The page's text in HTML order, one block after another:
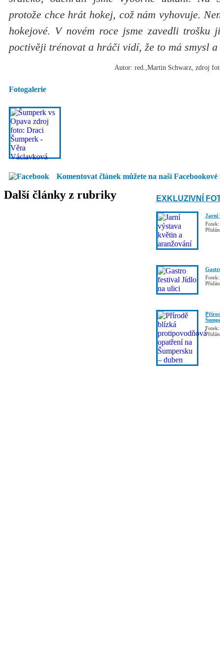
protože chce hrát hokej, což nám vyhovuje.
hokejové. V novém roce jsme zavedli trošku
poctivěji trénovat a hráči vidí, že to má smysl a
Autor: red.,Martin Schwarz, zdroj
Fotogalerie
Komentovat článek můžete na naší Facebookové
Další články z rubriky EXKLUZIVNÍ
Jarní